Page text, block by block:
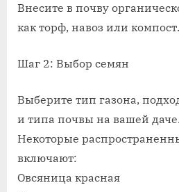
Внесите в почву
как торф, навоз или компост.
Шаг 2: Выбор семян
Выберите тип газона,
и типа почвы на вашей даче.
Некоторые
включают:
Овсяница красная